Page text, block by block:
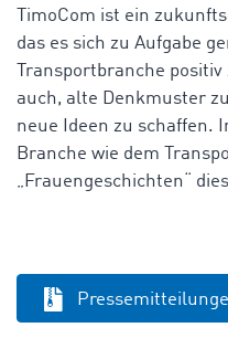
TimoCom ist ein
das es sich zu Aufgabe
Transportbranche
auch, alte Denkmuster
neue Ideen zu schaffen.
Branche wie dem
„Frauengeschichten“